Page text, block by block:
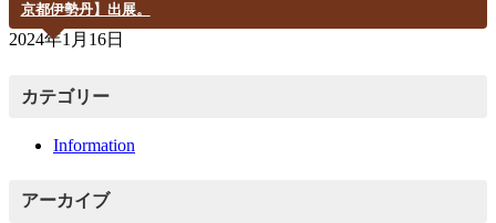
京都伊勢丹】出展。
2024年1月16日
カテゴリー
Information
アーカイブ